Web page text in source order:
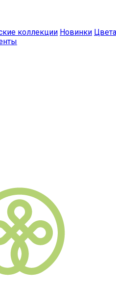
коллекции Новинки Цвета